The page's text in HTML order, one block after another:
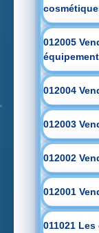
012005
012004
012003
012002
012001
011021